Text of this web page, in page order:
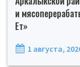
и
Ет»
1 августа,